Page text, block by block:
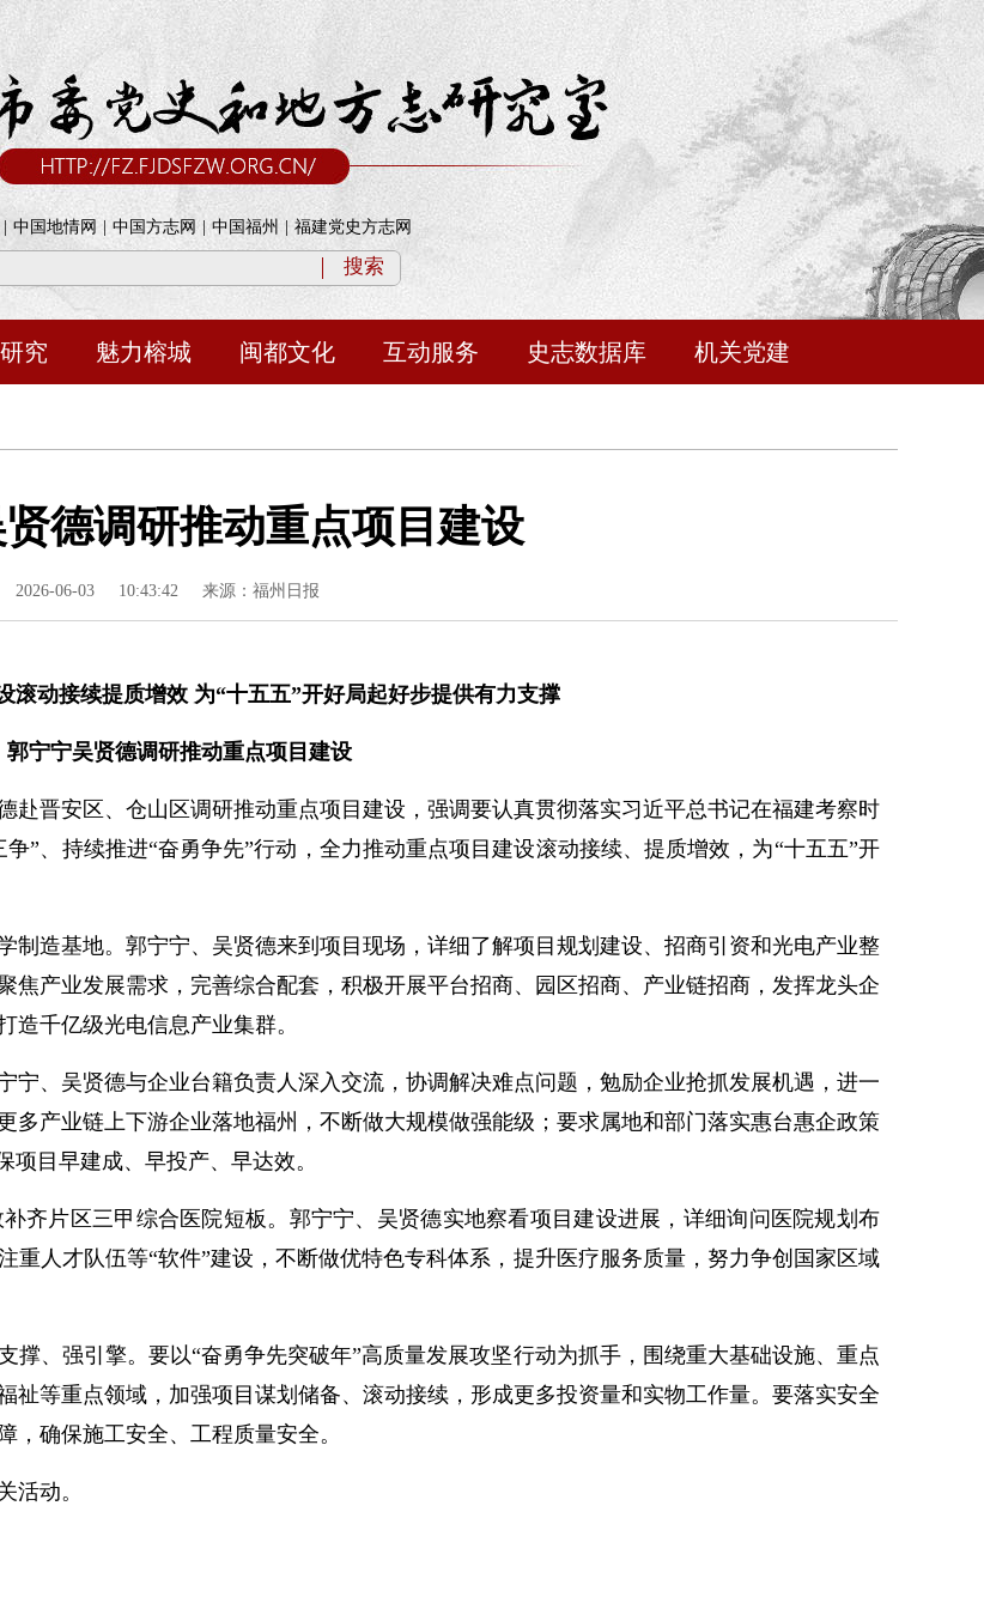
中国地情网 中国方志网 中国福州 福建党史方志网
搜索
究 魅力榕城 闽都文化 互动服务 史志数据库 机关党建
德调研推动重点项目建设
2026-06-03 10:43:42 来源：福州日报
滚动接续提质增效 为“十五五”开好局起好步提供有力支撑
郭宁宁吴贤德调研推动重点项目建设
晋安区、仓山区调研推动重点项目建设，强调要认真贯彻落实习近平总书记在福建考察时
”、持续推进“奋勇争先”行动，全力推动重点项目建设滚动接续、提质增效，为“十五五”开
造基地。郭宁宁、吴贤德来到项目现场，详细了解项目规划建设、招商引资和光电产业整
焦产业发展需求，完善综合配套，积极开展平台招商、园区招商、产业链招商，发挥龙头企
造千亿级光电信息产业集群。
、吴贤德与企业台籍负责人深入交流，协调解决难点问题，勉励企业抢抓发展机遇，进一
多产业链上下游企业落地福州，不断做大规模做强能级；要求属地和部门落实惠台惠企政策
目早建成、早投产、早达效。
片区三甲综合医院短板。郭宁宁、吴贤德实地察看项目建设进展，详细询问医院规划布
重人才队伍等“软件”建设，不断做优特色专科体系，提升医疗服务质量，努力争创国家区域
、强引擎。要以“奋勇争先突破年”高质量发展攻坚行动为抓手，围绕重大基础设施、重点
祉等重点领域，加强项目谋划储备、滚动接续，形成更多投资量和实物工作量。要落实安全
确保施工安全、工程质量安全。
动。